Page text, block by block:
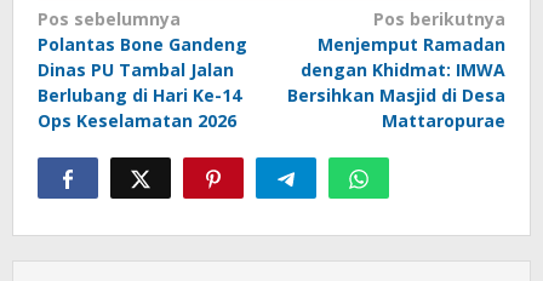
Navigasi
pos
Pos sebelumnya
Polantas Bone Gandeng
Dinas PU Tambal Jalan
Berlubang di Hari Ke-14
Ops Keselamatan 2026
Pos berikutnya
Menjemput Ramadan
dengan Khidmat: IMWA
Bersihkan Masjid di Desa
Mattaropurae